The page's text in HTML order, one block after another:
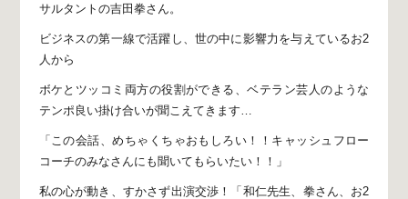
サルタントの吉田拳さん。
ビジネスの第一線で活躍し、 世の中に影響力を与えているお2
人から
ボケとツッコミ両方の役割ができる、ベテラン芸人のような
テンポ良い掛け合いが聞こえてきます…
「この会話、めちゃくちゃおもしろい！！ キャッシュフロー
コーチのみなさんにも聞いてもらいたい！！」
私の心が動き、すかさず出演交渉！
「和仁先生、拳さん、お2